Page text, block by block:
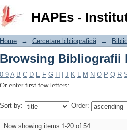
HAPEs -
Browsing Bibliografii
Home → Cercetare bibliografică →
Browsing Bibliografii
0-9 A B C D E F G H J K L M N O P Q R S
Or enter first few letters:
Sort by: Order:
Now showing items 1-20 of 54